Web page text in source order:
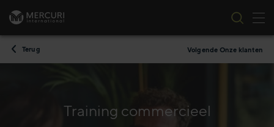
Ga naar inhoud
Terug Volgende Onze klanten
Training commercieel